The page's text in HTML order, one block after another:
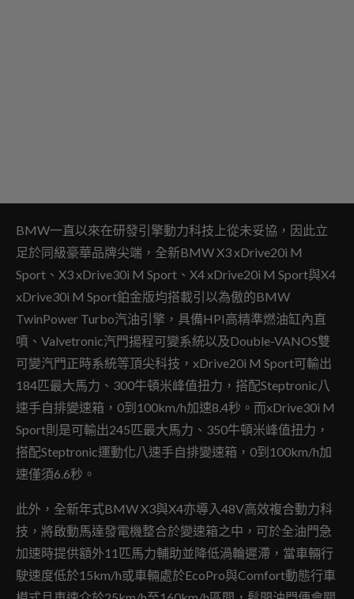
BMW一直以來在研發引擎動力科技上從未妥協，因此立
足於同級豪華品牌尖端，全新BMW X3 xDrive20i M
Sport、X3 xDrive30i M Sport、X4 xDrive20i M Sport與X4
xDrive30i M Sport鉑金版均搭載引以為傲的BMW
TwinPower Turbo汽油引擎，具備HPI高精準燃油缸內直
噴、Valvetronic汽門揚程可變系統以及Double-VANOS雙
可變汽門正時系統等頂尖科技，xDrive20i M Sport可輸出
184匹最大馬力、300牛頓米峰值扭力，搭配Steptronic八
速手自排變速箱，0到100km/h加速8.4秒。而xDrive30i M
Sport則是可輸出245匹最大馬力、350牛頓米峰值扭力，
搭配Steptronic運動化八速手自排變速箱，0到100km/h加
速僅須6.6秒。
此外，全新年式BMW X3與X4亦導入48V高效複合動力科
技，將啟動馬達發電機整合於變速箱之中，可於全油門急
加速時提供額外11匹馬力輔助並降低渦輪遲滯，當車輛行
駛速度低於15km/h或車輛處於EcoPro與Comfort動態行車